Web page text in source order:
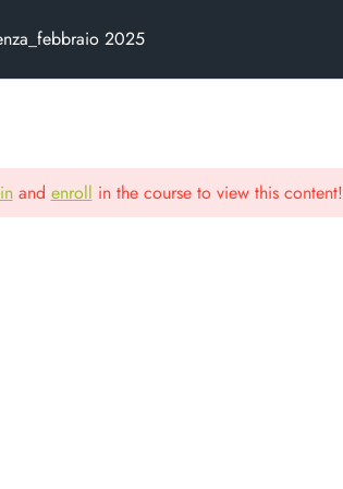
2025
and enroll in the course to view this content!